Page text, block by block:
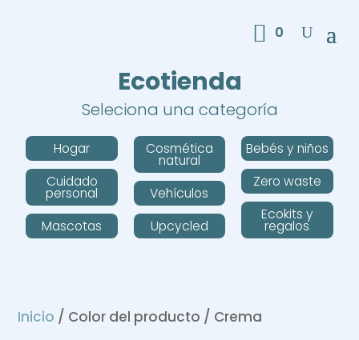
0
Ecotienda
Seleciona una categoría
Hogar
Cuidado
personal
Mascotas
Cosmética
natural
Vehículos
Upcycled
Bebés y niños
Zero waste
Ecokits y
regalos
Inicio / Color del producto / Crema